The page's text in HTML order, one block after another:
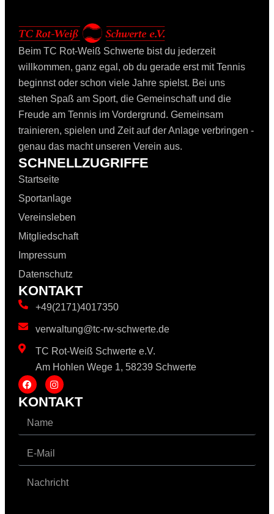
Beim TC Rot-Weiß Schwerte bist du jederzeit
willkommen, ganz egal, ob du gerade erst mit Tennis
beginnst oder schon viele Jahre spielst. Bei uns
stehen Spaß am Sport, die Gemeinschaft und die
Freude am Tennis im Vordergrund. Gemeinsam
trainieren, spielen und Zeit auf der Anlage verbringen -
genau das macht unseren Verein aus.
SCHNELLZUGRIFFE
Startseite
Sportanlage
Vereinsleben
Mitgliedschaft
Impressum
Datenschutz
KONTAKT
+49(2171)4017350
verwaltung@tc-rw-schwerte.de
TC Rot-Weiß Schwerte e.V.
Am Hohlen Wege 1, 58239 Schwerte
KONTAKT